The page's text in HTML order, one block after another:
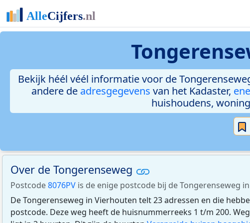
Bekijk héél véél informatie voor de
andere de adresgegevens van het Kadaster,
huishoudens,
Over de Tongerenseweg
Postcode8076PV is de enige postcode bij de Tongerenseweg
De Tongerenseweg in Vierhouten telt 23 adressen en die
postcode. Deze weg heeft de huisnummerreeks 1 t/m 200.